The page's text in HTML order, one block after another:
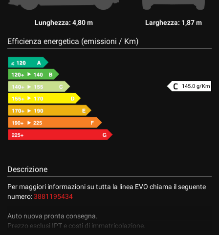
Lunghezza: 4,80 m Larghezza: 1,87 m
Efficienza energetica (emissioni / Km)
145.0 g/Km
Descrizione
Per maggiori informazioni su tutta la linea EVO chiama il seguente
numero:3881195434
Auto nuova pronta consegna.
Prezzo esclusi IPT e costi di immatricolazione.